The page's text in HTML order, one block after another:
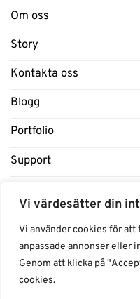
Vi värdesätter din
Vi använder cookies för
anpassade annonser eller
Genom att klicka på
cookies.
Om oss
Story
Kontakta oss
Blogg
Portfolio
Support